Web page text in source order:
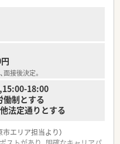
け薬局の薬剤師として、社会
取り組めます。
ため、調剤過誤の不安を感じ
が大きな魅力です。
利用して、自己研鑽を積みな
れる環境です。
接後決定。
18:00
働制とする
法定通りとする
エリア担当より）